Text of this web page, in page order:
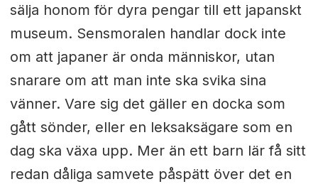
sälja honom för dyra pengar till ett japanskt
museum. Sensmoralen handlar dock inte
om att japaner är onda människor, utan
snarare om att man inte ska svika sina
vänner. Vare sig det gäller en docka som
gått sönder, eller en leksaksägare som en
dag ska växa upp. Mer än ett barn lär få sitt
redan dåliga samvete påspätt över det en